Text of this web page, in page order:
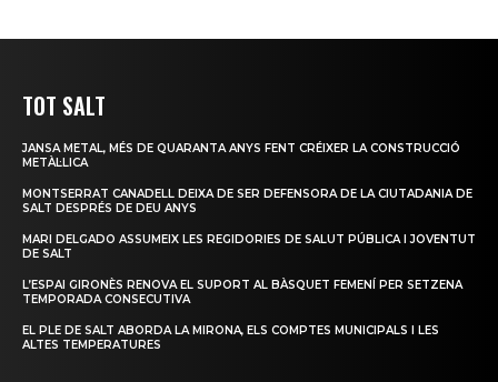
TOT SALT
JANSA METAL, MÉS DE QUARANTA ANYS FENT CRÉIXER LA CONSTRUCCIÓ
METÀL·LICA
MONTSERRAT CANADELL DEIXA DE SER DEFENSORA DE LA CIUTADANIA DE
SALT DESPRÉS DE DEU ANYS
MARI DELGADO ASSUMEIX LES REGIDORIES DE SALUT PÚBLICA I JOVENTUT
DE SALT
L’ESPAI GIRONÈS RENOVA EL SUPORT AL BÀSQUET FEMENÍ PER SETZENA
TEMPORADA CONSECUTIVA
EL PLE DE SALT ABORDA LA MIRONA, ELS COMPTES MUNICIPALS I LES
ALTES TEMPERATURES